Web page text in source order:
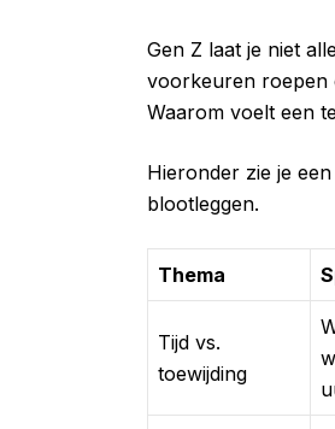
Gen Z laat je niet
voorkeuren roepen
Waarom voelt een
Hieronder zie je
blootleggen.
Thema
Tijd vs.
toewijding